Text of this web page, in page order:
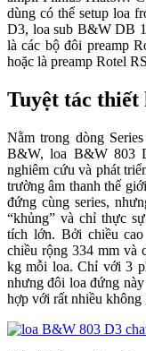
dùng có thể setup loa
D3, loa sub B&W DB
là các bộ đôi preamp
hoặc là preamp Rotel
Tuyệt tác thiết
Nằm trong dòng
B&W, loa B&W 803
nghiêm cứu và phát
trường âm thanh thế
đứng cùng series,
“khủng” và chỉ thực
tích lớn. Bởi chiều
chiều rộng 334 mm và
kg mỗi loa. Chỉ với 3
nhưng đôi loa đứng
hợp với rất nhiều không